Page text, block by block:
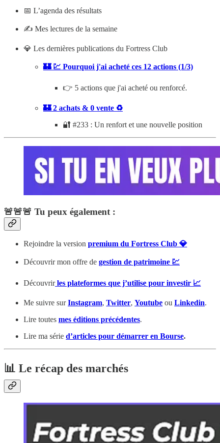
📅 L’agenda des résultats
✍️ Mes lectures de la semaine
💎 Les dernières publications du Fortress Club
🏰 💹 Pourquoi j'ai acheté ces 12 actions (1/3)
👉 5 actions que j'ai acheté ou renforcé.
🏰 2 achats & 0 vente ♻️
🔐 #233 : Un renfort et une nouvelle position
🚨🚨🚨 Tu peux également :
Rejoindre la version premium du Fortress Club 💎
Découvrir mon offre de gestion de patrimoine 💹
Découvrirles plateformes que j’utilise pour investir 📈
Me suivre surInstagram, Twitter, Youtube ou Linkedin.
Lire toutes mes éditions précédentes.
Lire ma série d’articles pour démarrer en Bourse.
📊 Le récap des marchés